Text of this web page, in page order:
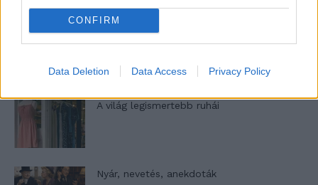
CONFIRM
Data Deletion Data Access Privacy Policy
Woody Allen megosztó zsenialitása
A világ legismertebb ruhái
Nyár, nevetés, anekdoták